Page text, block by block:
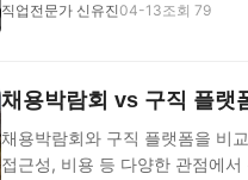
직업전문가 신유진04-13조회 79
채용박람회 vs 구직 플랫
채용박람회와 구직 플랫폼을 비
접근성, 비용 등 다양한 관점에서